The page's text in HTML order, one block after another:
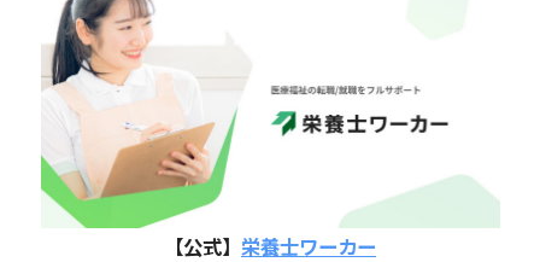
【公式】 栄養士ワーカー